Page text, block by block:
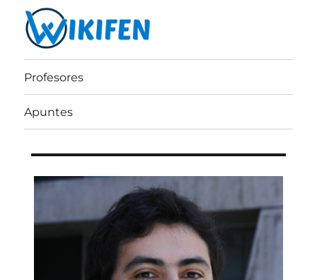
Wikifen
Profesores
Apuntes